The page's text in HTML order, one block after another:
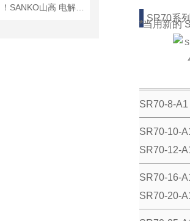
SR70系
SR70-8-A1
SR70-10-
SR70-12-
SR70-16-
SR70-20-
*当用新的